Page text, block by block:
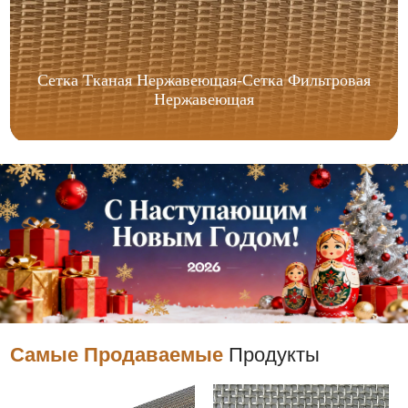
Сетка Тканая Нержавеющая-Сетка Фильтровая
Нержавеющая
Самые Продаваемые Продукты